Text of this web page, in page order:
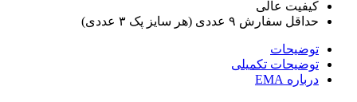
کیفیت عالی
حداقل سفارش ٩ عددی (هر سایز پک ٣ عددی)
توضیحات
توضیحات تکمیلی
درباره EMA